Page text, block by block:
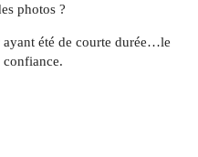
photos ?
été de courte durée…le
confiance.